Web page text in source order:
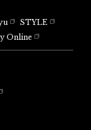
STYLE
Online